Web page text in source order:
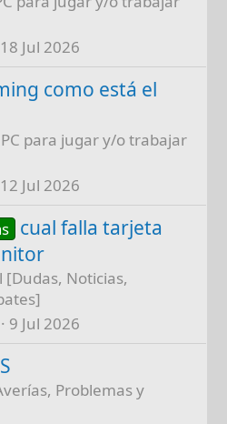
18 Jul 2026
como está el
para jugar y/o trabajar
12 Jul 2026
cual falla tarjeta
[Dudas, Noticias,
9 Jul 2026
Problemas y